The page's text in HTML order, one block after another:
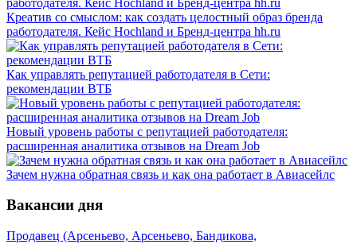
Креатив со смыслом: как создать целостный образ бренда
работодателя. Кейс Hochland и Бренд-центра hh.ru
Как управлять репутацией работодателя в Сети:
рекомендации ВТБ
Новый уровень работы с репутацией работодателя:
расширенная аналитика отзывов на Dream Job
Зачем нужна обратная связь и как она работает в Авиасейлс
Вакансии дня
Продавец (Арсеньево, Арсеньево, Бандикова,